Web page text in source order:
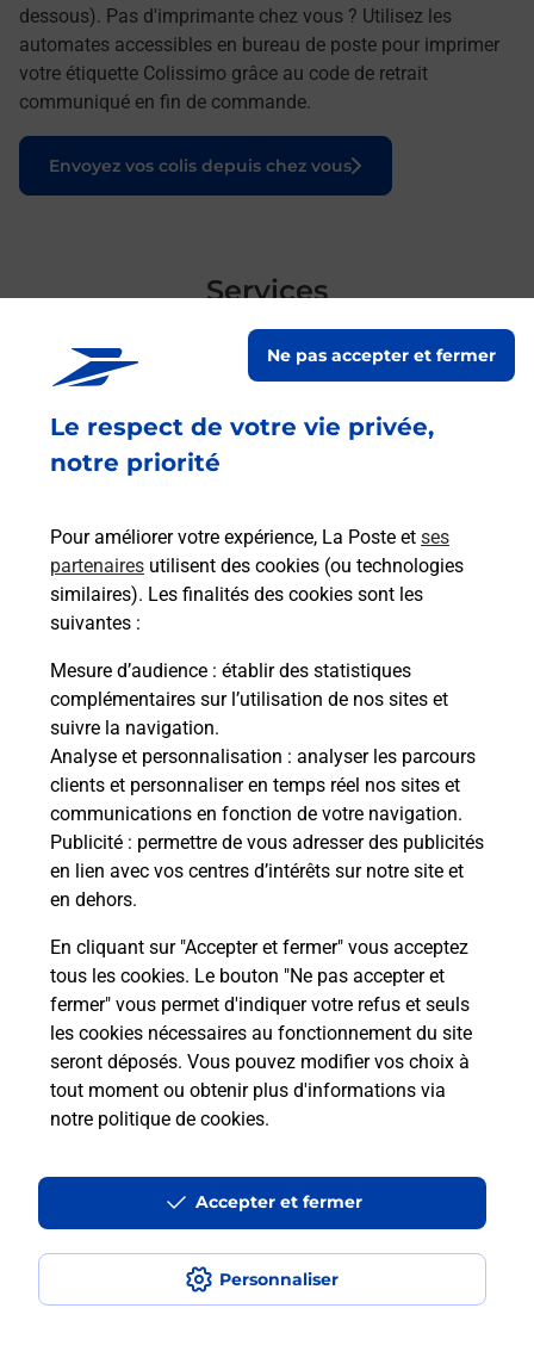
Le respect de votre vie privée,
notre priorité
Pour améliorer votre expérience, La Poste et ses
partenaires utilisent des cookies (ou technologies
similaires). Les finalités des cookies sont les
suivantes :
Mesure d’audience : établir des statistiques
complémentaires sur l’utilisation de nos sites et
suivre la navigation.
Analyse et personnalisation : analyser les parcours
clients et personnaliser en temps réel nos sites et
communications en fonction de votre navigation.
Publicité : permettre de vous adresser des publicités
en lien avec vos centres d’intérêts sur notre site et
en dehors.
En cliquant sur "Accepter et fermer" vous acceptez
tous les cookies. Le bouton "Ne pas accepter et
fermer" vous permet d'indiquer votre refus et seuls
les cookies nécessaires au fonctionnement du site
seront déposés. Vous pouvez modifier vos choix à
tout moment ou obtenir plus d'informations via
notre politique de cookies.
Personnaliser
Ne pas accepter et fermer
Accepter et fermer
dessous). Pas d'imprimante chez vous ? Utilisez les
automates accessibles en bureau de poste pour imprimer
votre étiquette Colissimo grâce au code de retrait
communiqué en fin de commande.
Envoyez vos colis depuis chez vous
Le lien s'ouvre dans un nouvel onglet
Services
En savoir plus
Acheter un iPhone neuf ou reconditionné
Vous recherchez un smartphone pas cher proche
de chez vous ? Découvrez notre offre de
téléphones iPhone Apple dans vos bureaux de
Poste à SAINT ANDRE DE CUBZAC (33240) !
En savoir plus
En
Questions fréquemment posées
Comment retourner un colis acheté
en ligne depuis votre boîte aux lettres
Comment envoyer un colis ou faire un
retour chez un e-commerçant sans se
déplacer ?
Envoyer un petit colis au meilleur